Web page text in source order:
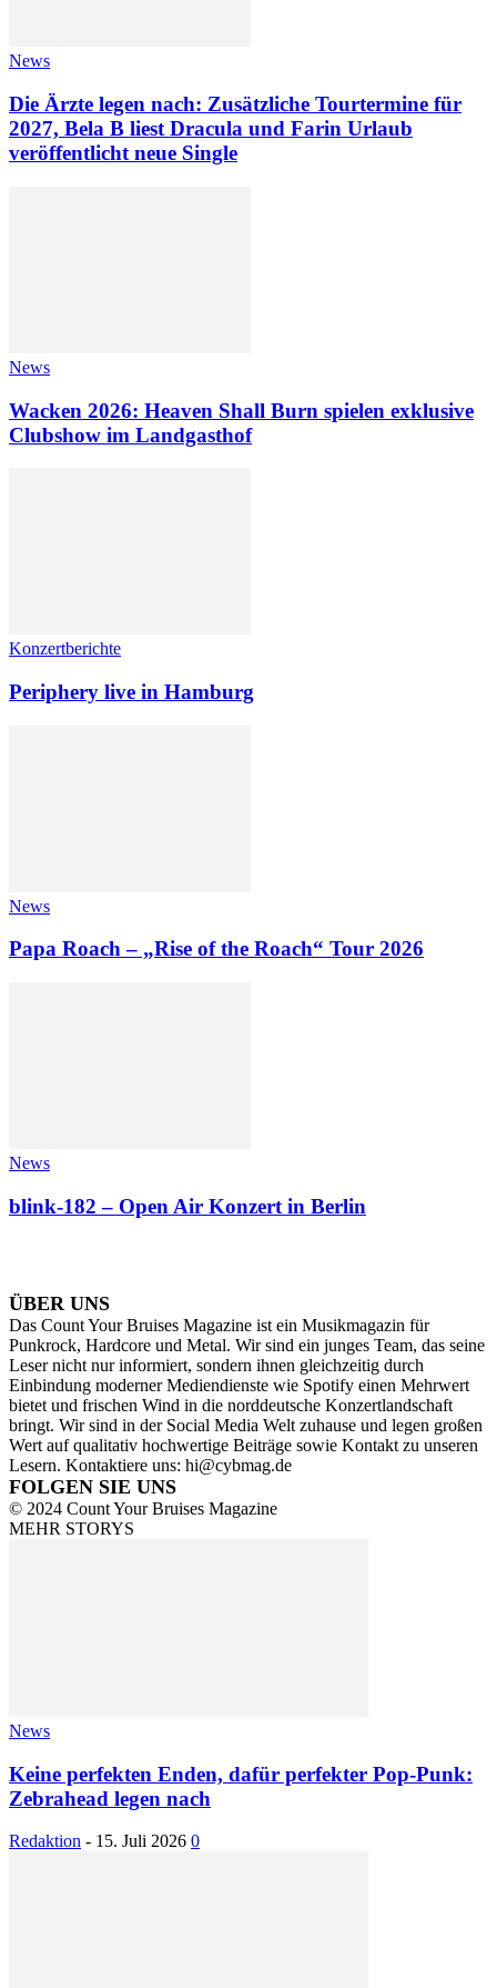
News
Die Ärzte legen nach: Zusätzliche Tourtermine für
2027, Bela B liest Dracula und Farin Urlaub
veröffentlicht neue Single
News
Wacken 2026: Heaven Shall Burn spielen exklusive
Clubshow im Landgasthof
Konzertberichte
Periphery live in Hamburg
News
Papa Roach – „Rise of the Roach“ Tour 2026
News
blink-182 – Open Air Konzert in Berlin
ÜBER UNS
Das Count Your Bruises Magazine ist ein Musikmagazin für
Punkrock, Hardcore und Metal. Wir sind ein junges Team, das seine
Leser nicht nur informiert, sondern ihnen gleichzeitig durch
Einbindung moderner Mediendienste wie Spotify einen Mehrwert
bietet und frischen Wind in die norddeutsche Konzertlandschaft
bringt. Wir sind in der Social Media Welt zuhause und legen großen
Wert auf qualitativ hochwertige Beiträge sowie Kontakt zu unseren
Lesern. Kontaktiere uns: hi@cybmag.de
FOLGEN SIE UNS
© 2024 Count Your Bruises Magazine
MEHR STORYS
News
Keine perfekten Enden, dafür perfekter Pop-Punk:
Zebrahead legen nach
Redaktion - 15. Juli 2026 0